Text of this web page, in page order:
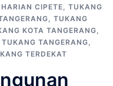
CIPETE, TUKANG
, TUKANG
KOTA TANGERANG,
TUKANG TANGERANG,
TERDEKAT